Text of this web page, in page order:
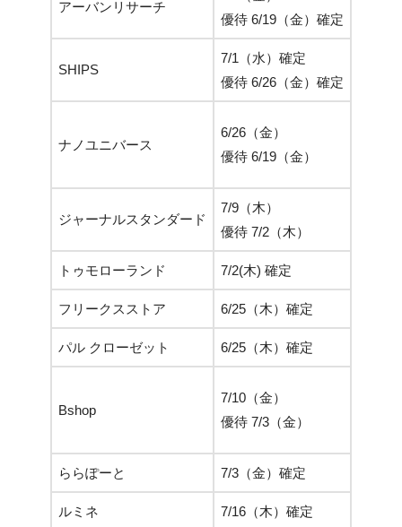
アーバンリサーチ
優待 6/19（金）確定
SHIPS
7/1（水）確定
優待 6/26（金）確定
ナノユニバース
6/26（金）
優待 6/19（金）
ジャーナルスタンダード
7/9（木）
優待 7/2（木）
トゥモローランド 7/2(木) 確定
フリークスストア 6/25（木）確定
パル クローゼット 6/25（木）確定
Bshop
7/10（金）
優待 7/3（金）
ららぽーと 7/3（金）確定
ルミネ 7/16（木）確定